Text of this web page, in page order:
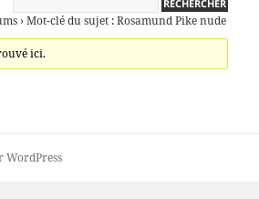
› Mot-clé du sujet : Rosamund Pike nude
ici.
WordPress